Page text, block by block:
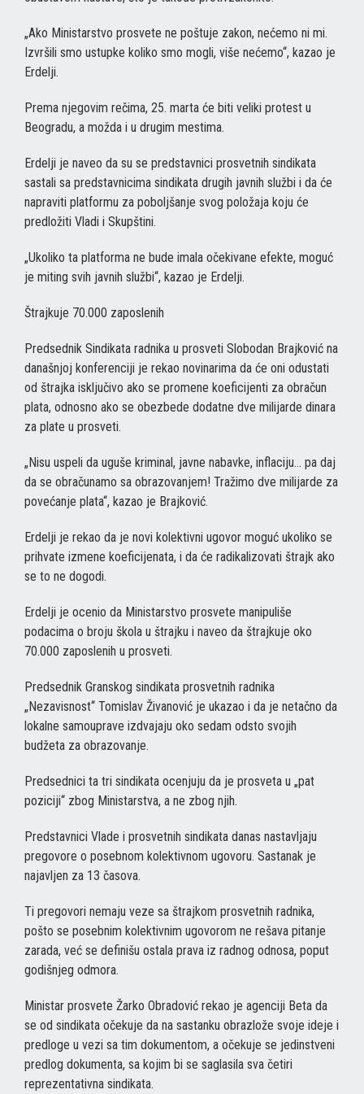
„Ako Ministarstvo prosvete ne poštuje zakon, nećemo ni mi.
Izvršili smo ustupke koliko smo mogli, više nećemo“, kazao je
Erdelji.
Prema njegovim rečima, 25. marta će biti veliki protest u
Beogradu, a možda i u drugim mestima.
Erdelji je naveo da su se predstavnici prosvetnih sindikata
sastali sa predstavnicima sindikata drugih javnih službi i da će
napraviti platformu za poboljšanje svog položaja koju će
predložiti Vladi i Skupštini.
„Ukoliko ta platforma ne bude imala očekivane efekte, moguć
je miting svih javnih službi“, kazao je Erdelji.
Štrajkuje 70.000 zaposlenih
Predsednik Sindikata radnika u prosveti Slobodan Brajković na
današnjoj konferenciji je rekao novinarima da će oni odustati
od štrajka isključivo ako se promene koeficijenti za obračun
plata, odnosno ako se obezbede dodatne dve milijarde dinara
za plate u prosveti.
„Nisu uspeli da uguše kriminal, javne nabavke, inflaciju… pa daj
da se obračunamo sa obrazovanjem! Tražimo dve milijarde za
povećanje plata“, kazao je Brajković.
Erdelji je rekao da je novi kolektivni ugovor moguć ukoliko se
prihvate izmene koeficijenata, i da će radikalizovati štrajk ako
se to ne dogodi.
Erdelji je ocenio da Ministarstvo prosvete manipuliše
podacima o broju škola u štrajku i naveo da štrajkuje oko
70.000 zaposlenih u prosveti.
Predsednik Granskog sindikata prosvetnih radnika
„Nezavisnost“ Tomislav Živanović je ukazao i da je netačno da
lokalne samouprave izdvajaju oko sedam odsto svojih
budžeta za obrazovanje.
Predsednici ta tri sindikata ocenjuju da je prosveta u „pat
poziciji“ zbog Ministarstva, a ne zbog njih.
Predstavnici Vlade i prosvetnih sindikata danas nastavljaju
pregovore o posebnom kolektivnom ugovoru. Sastanak je
najavljen za 13 časova.
Ti pregovori nemaju veze sa štrajkom prosvetnih radnika,
pošto se posebnim kolektivnim ugovorom ne rešava pitanje
zarada, već se definišu ostala prava iz radnog odnosa, poput
godišnjeg odmora.
Ministar prosvete Žarko Obradović rekao je agenciji Beta da
se od sindikata očekuje da na sastanku obrazlože svoje ideje i
predloge u vezi sa tim dokumentom, a očekuje se jedinstveni
predlog dokumenta, sa kojim bi se saglasila sva četiri
reprezentativna sindikata.